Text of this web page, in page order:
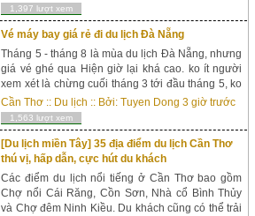
1,397 lượt xem
Vé máy bay giá rẻ đi du lịch Đà Nẵng
Tháng 5 - tháng 8 là mùa du lịch Đà Nẵng, nhưng
giá vé ghé qua Hiện giờ lại khá cao. ko ít người
xem xét là chừng cuối tháng 3 tới đầu tháng 5, ko
khí phù hợp để tắm biển, hoặc tháng 9, 10, mặc
d&ugrav...
Cần Thơ :: Du lịch :: Bởi:Tuyen Dong 3 giờ trước
1,563 lượt xem
[Du lịch miền Tây] 35 địa điểm du lịch Cần Thơ
thú vị, hấp dẫn, cực hút du khách
Các điểm du lịch nổi tiếng ở Cần Thơ bao gồm
Chợ nổi Cái Răng, Cồn Sơn, Nhà cổ Bình Thủy
và Chợ đêm Ninh Kiều. Du khách cũng có thể trải